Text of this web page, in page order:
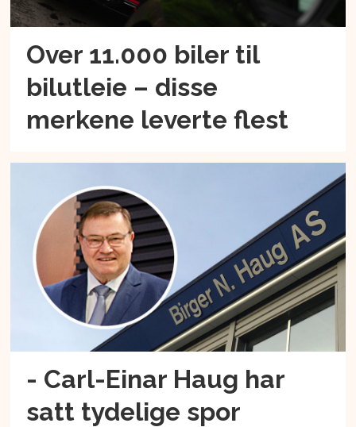
Over 11.000 biler til
bilutleie – disse
merkene leverte flest
- Carl-Einar Haug har
satt tydelige spor